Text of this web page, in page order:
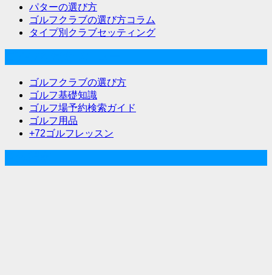
パターの選び方
ゴルフクラブの選び方コラム
タイプ別クラブセッティング
ゴルフクラブの選び方
ゴルフ基礎知識
ゴルフ場予約検索ガイド
ゴルフ用品
+72ゴルフレッスン